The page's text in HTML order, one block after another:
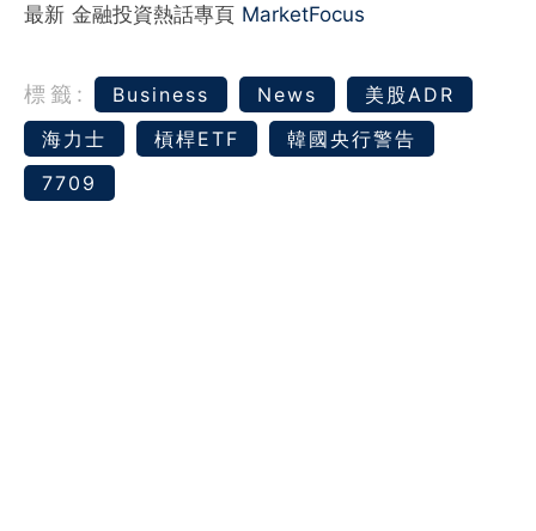
最新 金融投資熱話專頁 MarketFocus
標籤: Business News
美股ADR
海力士
槓桿ETF
韓國央行警告
7709